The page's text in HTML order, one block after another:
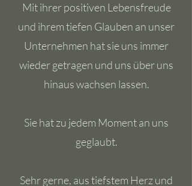
Mit ihrer positiven Lebensfreude
und ihrem tiefen Glauben an unser
Unternehmen hat sie uns immer
wieder getragen und uns über uns
hinaus wachsen lassen.
Sie hat zu jedem Moment an uns
geglaubt.
Sehr gerne, aus tiefstem Herz und